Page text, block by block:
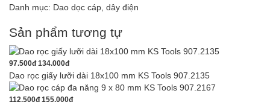
Danh mục: Dao dọc cáp, dây điện
Sản phẩm tương tự
97.500đ134.000đ
Dao rọc giấy lưỡi dài 18x100 mm KS Tools 907.2135
112.500đ155.000đ